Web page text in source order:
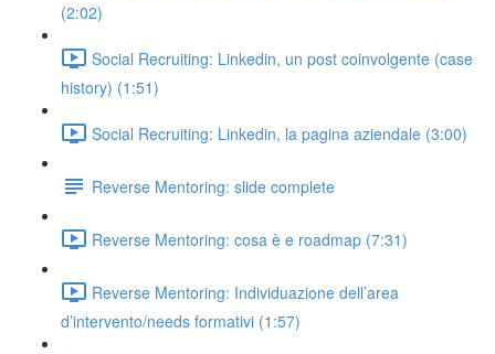
(2:02)
Social Recruiting: Linkedin, un post coinvolgente (case
history) (1:51)
Social Recruiting: Linkedin, la pagina aziendale (3:00)
Reverse Mentoring: slide complete
Reverse Mentoring: cosa è e roadmap (7:31)
Reverse Mentoring: Individuazione dell’area
d’intervento/needs formativi (1:57)